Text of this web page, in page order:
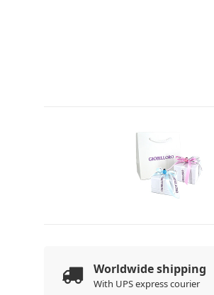
Worldwide shipping
With UPS express courier